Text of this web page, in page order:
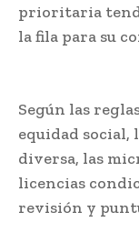
prioritaria
la fila para su
Según las
equidad social,
diversa, las
licencias
revisión y